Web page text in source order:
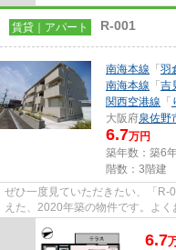
賃貸｜アパート R-001
南海本線 「 羽
南海本線 「 吉
関西空港線 「
大阪府泉佐野
6.7万円
築年数：築6
階数：3階建
ぜひ一度見ていただきたい、「R-
えた、2020年築の物件です。よ
6.7